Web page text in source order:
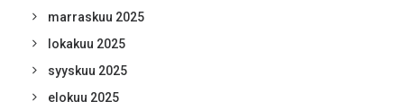
marraskuu 2025
lokakuu 2025
syyskuu 2025
elokuu 2025